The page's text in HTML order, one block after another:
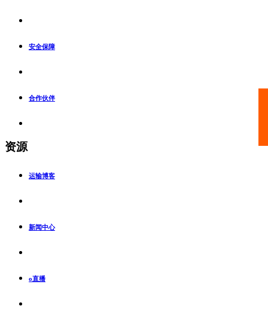
安全保障
合作伙伴
资源
运输博客
新闻中心
o直播